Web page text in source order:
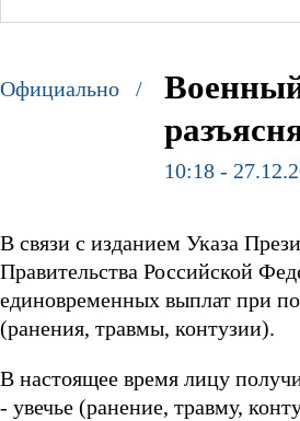
Официально /
10:18 -
В связи с изданием Указа
Правительства Российской
единовременных выплат при
(ранения, травмы, контузии).
В настоящее время лицу
- увечье (ранение, травму,